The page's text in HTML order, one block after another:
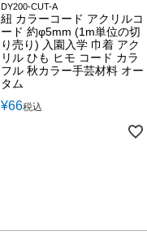
DY200-CUT-A
紐 カラーコード アクリルコ
ード 約φ5mm (1m単位の切
り売り) 入園入学 巾着 アク
リル ひも ヒモ コード カラ
フル 秋カラー手芸材料 オー
タム
¥66税込